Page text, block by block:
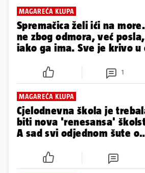
MAGAREĆA KLUPA
Spremačica želi ići na
ne zbog odmora, već posla,
iako ga ima. Sve je krivo u
1
MAGAREĆA KLUPA
Cjelodnevna škola je
biti nova 'renesansa'
A sad svi odjednom šute o